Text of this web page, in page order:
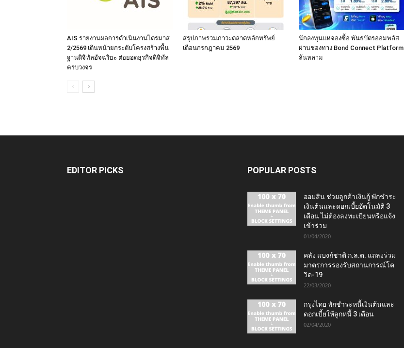
AIS รายงานผลการดำเนินงานไตรมาส
2/2569 เดินหน้ายกระดับโครงสร้างพื้น
ฐานดิจิทัลอัจฉริยะ ต่อยอดธุรกิจดิจิทัล
ครบวงจร
สรุปภาพรวมภาวะตลาดหลักทรัพย์
เดือนกรกฎาคม 2569
นักลงทุนแห่จองซื้อ พันธบัตรออมพลัส
ผ่านช่องทาง Bond Connect Platform
ล้นหลาม
EDITOR PICKS POPULAR POSTS
ออมสิน ช่วยลูกค้าเงินกู้ พักชำระ
เงินต้นและดอกเบี้ยอัตโนมัติ 3
เดือน ไม่ต้องลงทะเบียนหรือแจ้ง
เข้าร่วม
01/04/2020
คลัง แบงก์ชาติ ก.ล.ต. แถลงร่วม
มาตรการรองรับสถานการณ์โค
วิด-19
22/03/2020
กรุงไทย พักชำระหนี้เงินต้นและ
ดอกเบี้ยให้ลูกหนี้ 3 เดือน
02/04/2020